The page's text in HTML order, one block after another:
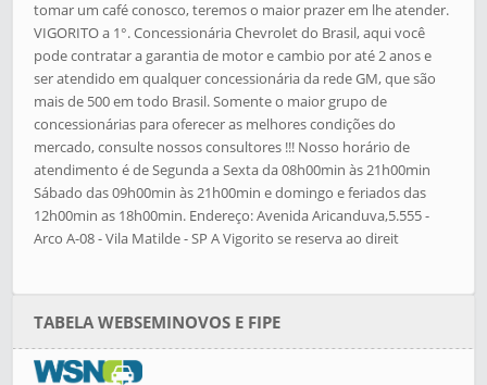
tomar um café conosco, teremos o maior prazer em lhe atender.
VIGORITO a 1°. Concessionária Chevrolet do Brasil, aqui você
pode contratar a garantia de motor e cambio por até 2 anos e
ser atendido em qualquer concessionária da rede GM, que são
mais de 500 em todo Brasil. Somente o maior grupo de
concessionárias para oferecer as melhores condições do
mercado, consulte nossos consultores !!! Nosso horário de
atendimento é de Segunda a Sexta da 08h00min às 21h00min
Sábado das 09h00min às 21h00min e domingo e feriados das
12h00min as 18h00min. Endereço: Avenida Aricanduva,5.555 -
Arco A-08 - Vila Matilde - SP A Vigorito se reserva ao direit
TABELA WEBSEMINOVOS E FIPE